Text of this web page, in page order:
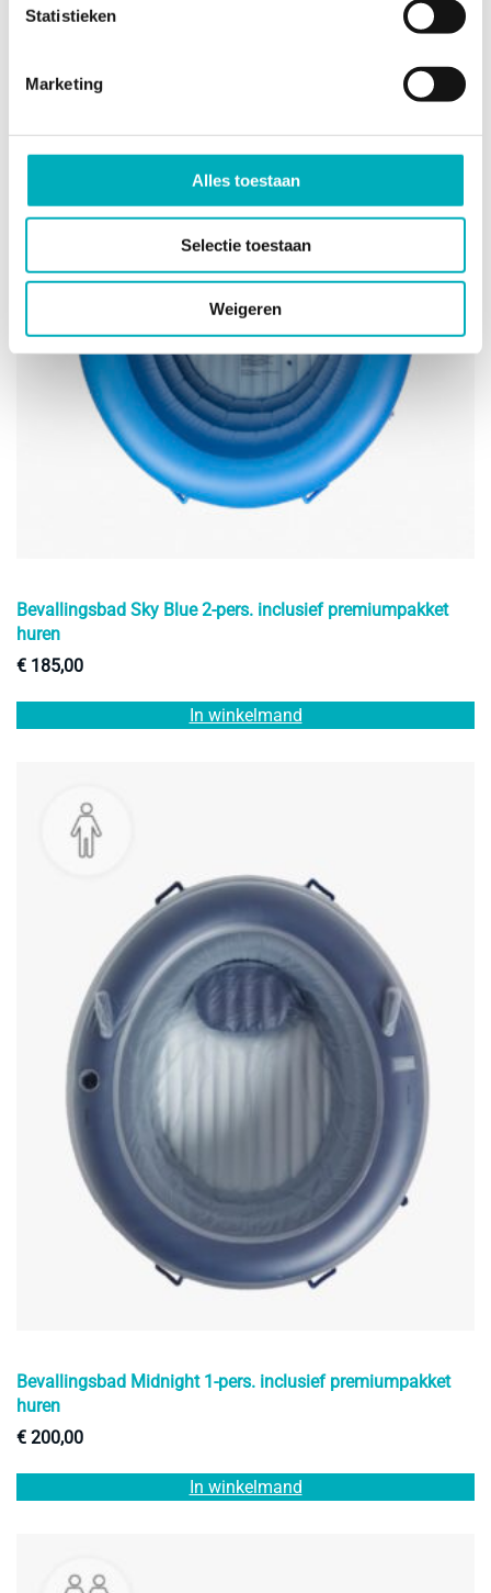
Statistieken
Marketing
Alles toestaan
Selectie toestaan
Weigeren
Bevallingsbad Sky Blue 2-pers. inclusief premiumpakket
huren
€ 185,00
In winkelmand
Bevallingsbad Midnight 1-pers. inclusief premiumpakket
huren
€ 200,00
In winkelmand